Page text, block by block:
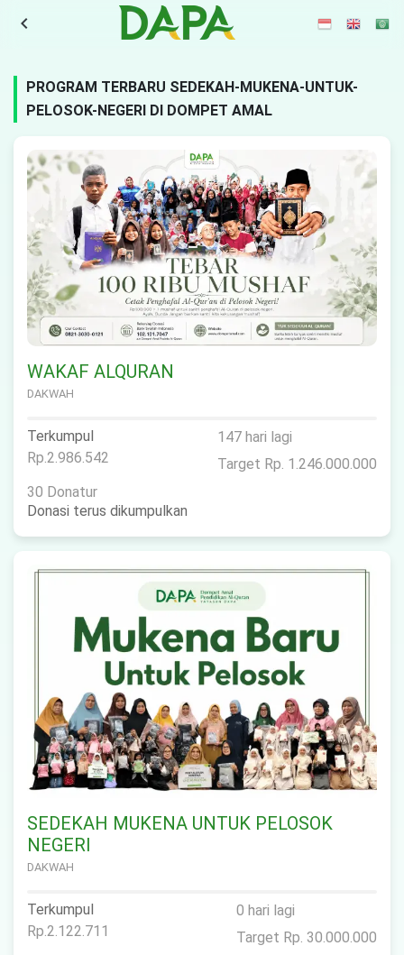
navigate_before
PROGRAM TERBARU SEDEKAH-MUKENA-UNTUK-
PELOSOK-NEGERI DI DOMPET AMAL
WAKAF ALQURAN
DAKWAH
Terkumpul
Rp.2.986.542
30 Donatur
147 hari lagi
Target Rp. 1.246.000.000
Donasi terus dikumpulkan
SEDEKAH MUKENA UNTUK PELOSOK
NEGERI
DAKWAH
Terkumpul
Rp.2.122.711
0 hari lagi
Target Rp. 30.000.000